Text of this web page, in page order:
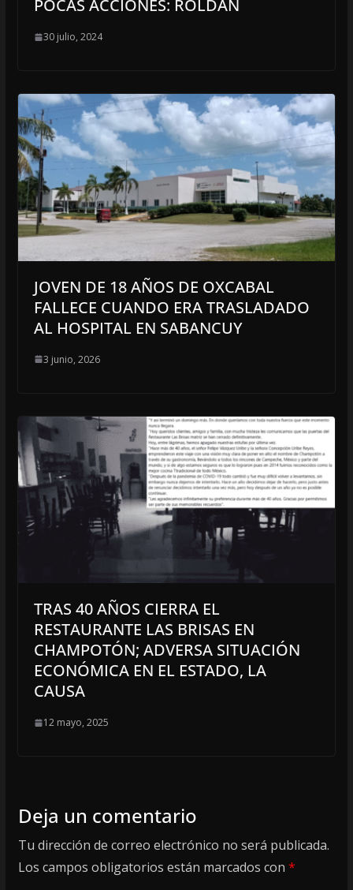
POCAS ACCIONES: ROLDAN
30 julio, 2024
JOVEN DE 18 AÑOS DE OXCABAL
FALLECE CUANDO ERA TRASLADADO
AL HOSPITAL EN SABANCUY
3 junio, 2026
TRAS 40 AÑOS CIERRA EL
RESTAURANTE LAS BRISAS EN
CHAMPOTÓN; ADVERSA SITUACIÓN
ECONÓMICA EN EL ESTADO, LA
CAUSA
12 mayo, 2025
Deja un comentario
Tu dirección de correo electrónico no será publicada.
Los campos obligatorios están marcados con *